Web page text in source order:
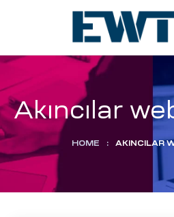
Akıncılar
HOME : AKINCILAR